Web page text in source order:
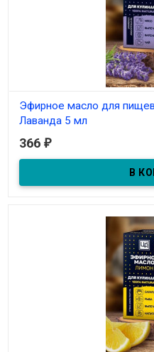
Эфирное масло для
Лаванда 5 мл
В наличии
Эфирное масло для пищевой
366 ₽